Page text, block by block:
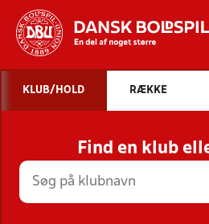
STILLINGER,
HOLD
KLUB/HOLD RÆKKE
Find en klub